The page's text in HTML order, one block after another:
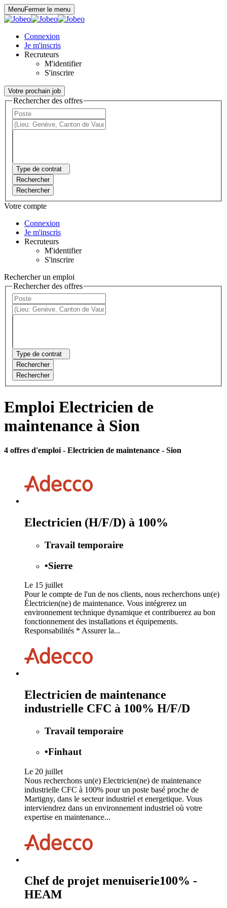
MenuFermer le menu
Connexion
Je m'inscris
Recruteurs
M'identifier
S'inscrire
Votre prochain job
Rechercher des offres
Type de contrat
Rechercher
Rechercher
Votre compte
Connexion
Je m'inscris
Recruteurs
M'identifier
S'inscrire
Rechercher un emploi
Rechercher des offres
Type de contrat
Rechercher
Rechercher
Emploi Electricien de
maintenance à Sion
4 offres d'emploi - Electricien de maintenance - Sion
Electricien (H/F/D) à 100%
Travail temporaire
•Sierre
Le 15 juillet
Pour le compte de l'un de nos clients, nous recherchons un(e)
Électricien(ne) de maintenance. Vous intégrerez un
environnement technique dynamique et contribuerez au bon
fonctionnement des installations et équipements.
Responsabilités * Assurer la...
Electricien de maintenance
industrielle CFC à 100% H/F/D
Travail temporaire
•Finhaut
Le 20 juillet
Nous recherchons un(e) Electricien(ne) de maintenance
industrielle CFC à 100% pour un poste basé proche de
Martigny, dans le secteur industriel et energetique. Vous
interviendrez dans un environnement industriel où votre
expertise en maintenance...
Chef de projet menuiserie100% -
HEAM
Panneau de gestion des cookies